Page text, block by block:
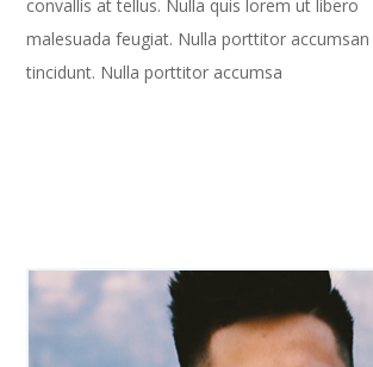
convallis at tellus. Nulla quis lorem ut libero
malesuada feugiat. Nulla porttitor accumsan
tincidunt. Nulla porttitor accumsa